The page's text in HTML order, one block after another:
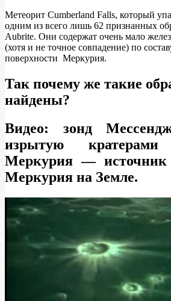
Метеорит Cumberland Falls, который
одним из всего лишь 62 признанных
Аubrite. Они содержат очень мало
(хотя и не точное совпадение) по
поверхности Меркурия.
Так почему же такие
найдены?
Видео: зонд
изрытую кратерами
Меркурия — источник
Меркурия на Земле.